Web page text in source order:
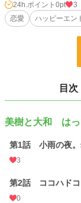
この物語は、演出とし
ますが、法律・法令に
の物語はフィクション
更新日時
週間ポイント
24h.ポイント 0pt
3
恋愛
ハッピーエン
目次
美樹と大和 はっ
第1話 小雨の夜。
3
第2話 ココハドコ
0